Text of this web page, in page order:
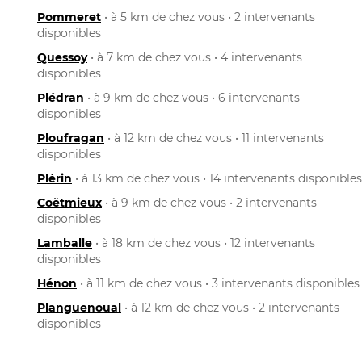
Pommeret • à 5 km de chez vous • 2 intervenants
disponibles
Quessoy• à 7 km de chez vous • 4 intervenants
disponibles
Plédran • à 9 km de chez vous • 6 intervenants
disponibles
Ploufragan • à 12 km de chez vous • 11 intervenants
disponibles
Plérin • à 13 km de chez vous • 14 intervenants disponibles
Coëtmieux • à 9 km de chez vous • 2 intervenants
disponibles
Lamballe • à 18 km de chez vous • 12 intervenants
disponibles
Hénon • à 11 km de chez vous • 3 intervenants disponibles
Planguenoual • à 12 km de chez vous • 2 intervenants
disponibles